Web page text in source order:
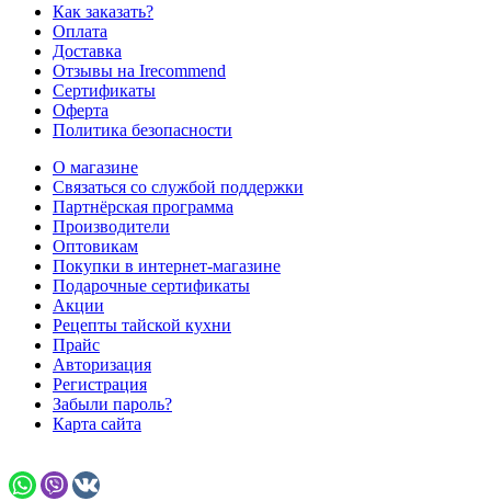
Как заказать?
Оплата
Доставка
Отзывы на Irecommend
Сертификаты
Оферта
Политика безопасности
О магазине
Связаться со службой поддержки
Партнёрская программа
Производители
Оптовикам
Покупки в интернет-магазине
Подарочные сертификаты
Акции
Рецепты тайской кухни
Прайс
Авторизация
Регистрация
Забыли пароль?
Карта сайта